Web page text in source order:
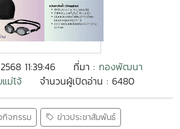
11:39:46 ที่มา : กองพัฒนา
ม่โจ้
จำนวนผู้เปิดอ่าน : 6480
กิจกรรม
ข่าวประชาสัมพันธ์